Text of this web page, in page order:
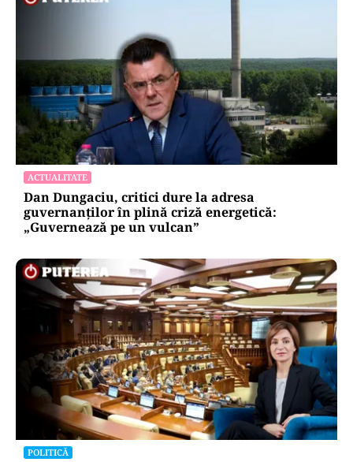
ACTUALITATE
Dan Dungaciu, critici dure la adresa
guvernanților în plină criză energetică:
„Guvernează pe un vulcan”
POLITICĂ